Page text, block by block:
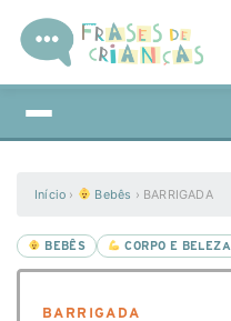
Início › Bebês › BARRIGADA
BEBÊS CORPO E BELEZA
BARRIGADA